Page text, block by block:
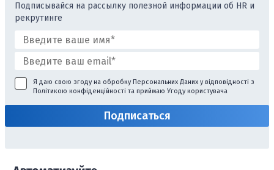
Подписывайся на рассылку полезной информации об HR и
рекрутинге
Я даю свою згоду на обробку Персональних Даних у відповідності з
Політикою конфіденційності та приймаю Угоду користувача